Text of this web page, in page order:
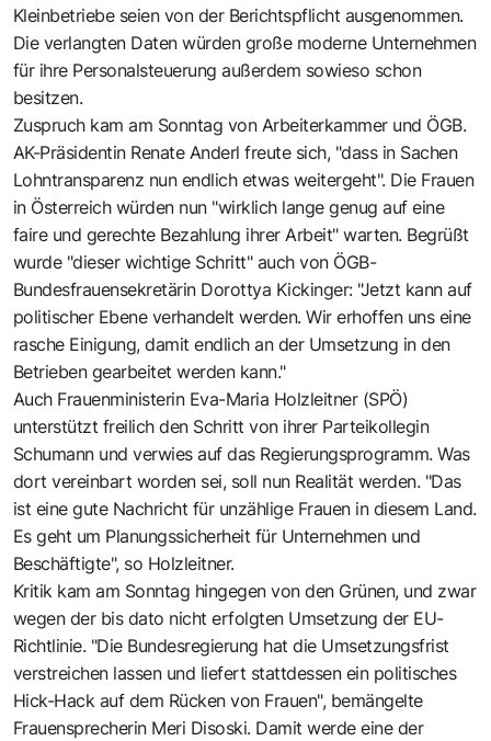
Kleinbetriebe seien von der Berichtspflicht ausgenommen.
Die verlangten Daten würden große moderne Unternehmen
für ihre Personalsteuerung außerdem sowieso schon
besitzen.
Zuspruch kam am Sonntag von Arbeiterkammer und ÖGB.
AK-Präsidentin Renate Anderl freute sich, "dass in Sachen
Lohntransparenz nun endlich etwas weitergeht". Die Frauen
in Österreich würden nun "wirklich lange genug auf eine
faire und gerechte Bezahlung ihrer Arbeit" warten. Begrüßt
wurde "dieser wichtige Schritt" auch von ÖGB-
Bundesfrauensekretärin Dorottya Kickinger: "Jetzt kann auf
politischer Ebene verhandelt werden. Wir erhoffen uns eine
rasche Einigung, damit endlich an der Umsetzung in den
Betrieben gearbeitet werden kann."
Auch Frauenministerin Eva-Maria Holzleitner (SPÖ)
unterstützt freilich den Schritt von ihrer Parteikollegin
Schumann und verwies auf das Regierungsprogramm. Was
dort vereinbart worden sei, soll nun Realität werden. "Das
ist eine gute Nachricht für unzählige Frauen in diesem Land.
Es geht um Planungssicherheit für Unternehmen und
Beschäftigte", so Holzleitner.
Kritik kam am Sonntag hingegen von den Grünen, und zwar
wegen der bis dato nicht erfolgten Umsetzung der EU-
Richtlinie. "Die Bundesregierung hat die Umsetzungsfrist
verstreichen lassen und liefert stattdessen ein politisches
Hick-Hack auf dem Rücken von Frauen", bemängelte
Frauensprecherin Meri Disoski. Damit werde eine der